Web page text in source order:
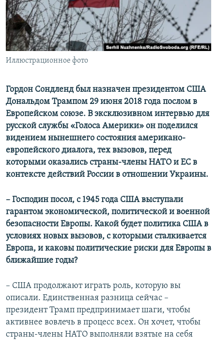
ПОБЕДИТЕЛЕЙ НЕ СУДЯТ?
КРЫМ.НЕПОКОРЕННЫЙ
ELIFBE
УКРАИНСКАЯ ПРОБЛЕМА КРЫМА
ПРИСОЕДИНЯЙТЕСЬ!
Иллюстрационное фото
Гордон Сондленд был назначен президентом США
Дональдом Трампом 29 июня 2018 года послом в
Европейском союзе. В эксклюзивном интервью для
русской службы «Голоса Америки» он поделился
видением нынешнего состояния американо-
европейского диалога, тех вызовов, перед
которыми оказались страны-члены НАТО и ЕС в
контексте действий России в отношении Украины.
– Господин посол, с 1945 года США выступали
гарантом экономической, политической и военной
безопасности Европы. Какой будет политика США в
условиях новых вызовов, с которыми сталкивается
Европа, и каковы политические риски для Европы в
ближайшие годы?
– США продолжают играть роль, которую вы
описали. Единственная разница сейчас –
президент Трамп предпринимает шаги, чтобы
активнее вовлечь в процесс всех. Он хочет, чтобы
страны-члены НАТО выполняли взятые на себя